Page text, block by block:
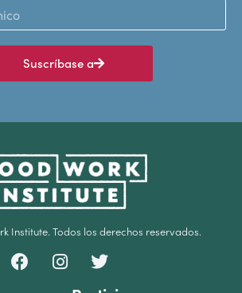
Suscríbase a
Institute. Todos los derechos reservados.